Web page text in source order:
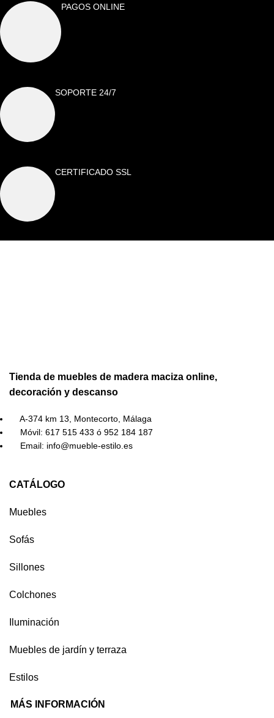
PAGOS ONLINE
SOPORTE 24/7
CERTIFICADO SSL
Tienda de muebles de madera maciza online,
decoración y descanso
A-374 km 13, Montecorto, Málaga
Móvil: 617 515 433 ó 952 184 187
Email: info@mueble-estilo.es
CATÁLOGO
Muebles
Sofás
Sillones
Colchones
Iluminación
Muebles de jardín y terraza
Estilos
MÁS INFORMACIÓN